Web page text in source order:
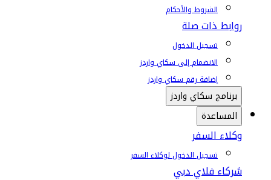
الشروط والأحكام
روابط ذات صلة
تسجيل الدخول
الانضمام إلى سكاي واردز
إضافة رقم سكاي واردز
برنامج سكاي واردز
المساعدة
وكلاء السفر
تسجيل الدخول لوكلاء السفر
شركاء فلاي دبي